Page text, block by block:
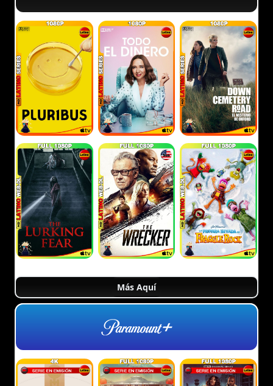
Más Aquí